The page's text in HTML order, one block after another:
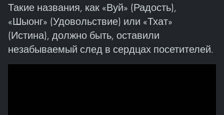
Такие названия, как «Вуй» (Радость),
«Шыонг» (Удовольствие) или «Тхат»
(Истина), должно быть, оставили
незабываемый след в сердцах посетителей.